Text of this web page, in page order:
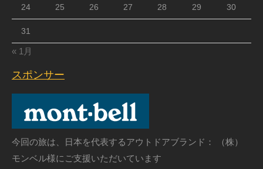
24 25 26 27 28 29 30
31
« 1月
スポンサー
今回の旅は、日本を代表するアウトドアブランド： （株）
モンベル様にご支援いただいています